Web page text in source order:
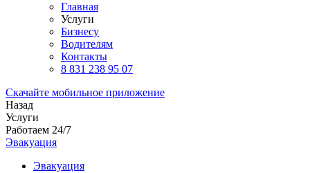
Главная
Услуги
Бизнесу
Водителям
Контакты
8 831 238 95 07
Скачайте мобильное приложение
Назад
Услуги
Работаем 24/7
Эвакуация
Эвакуация